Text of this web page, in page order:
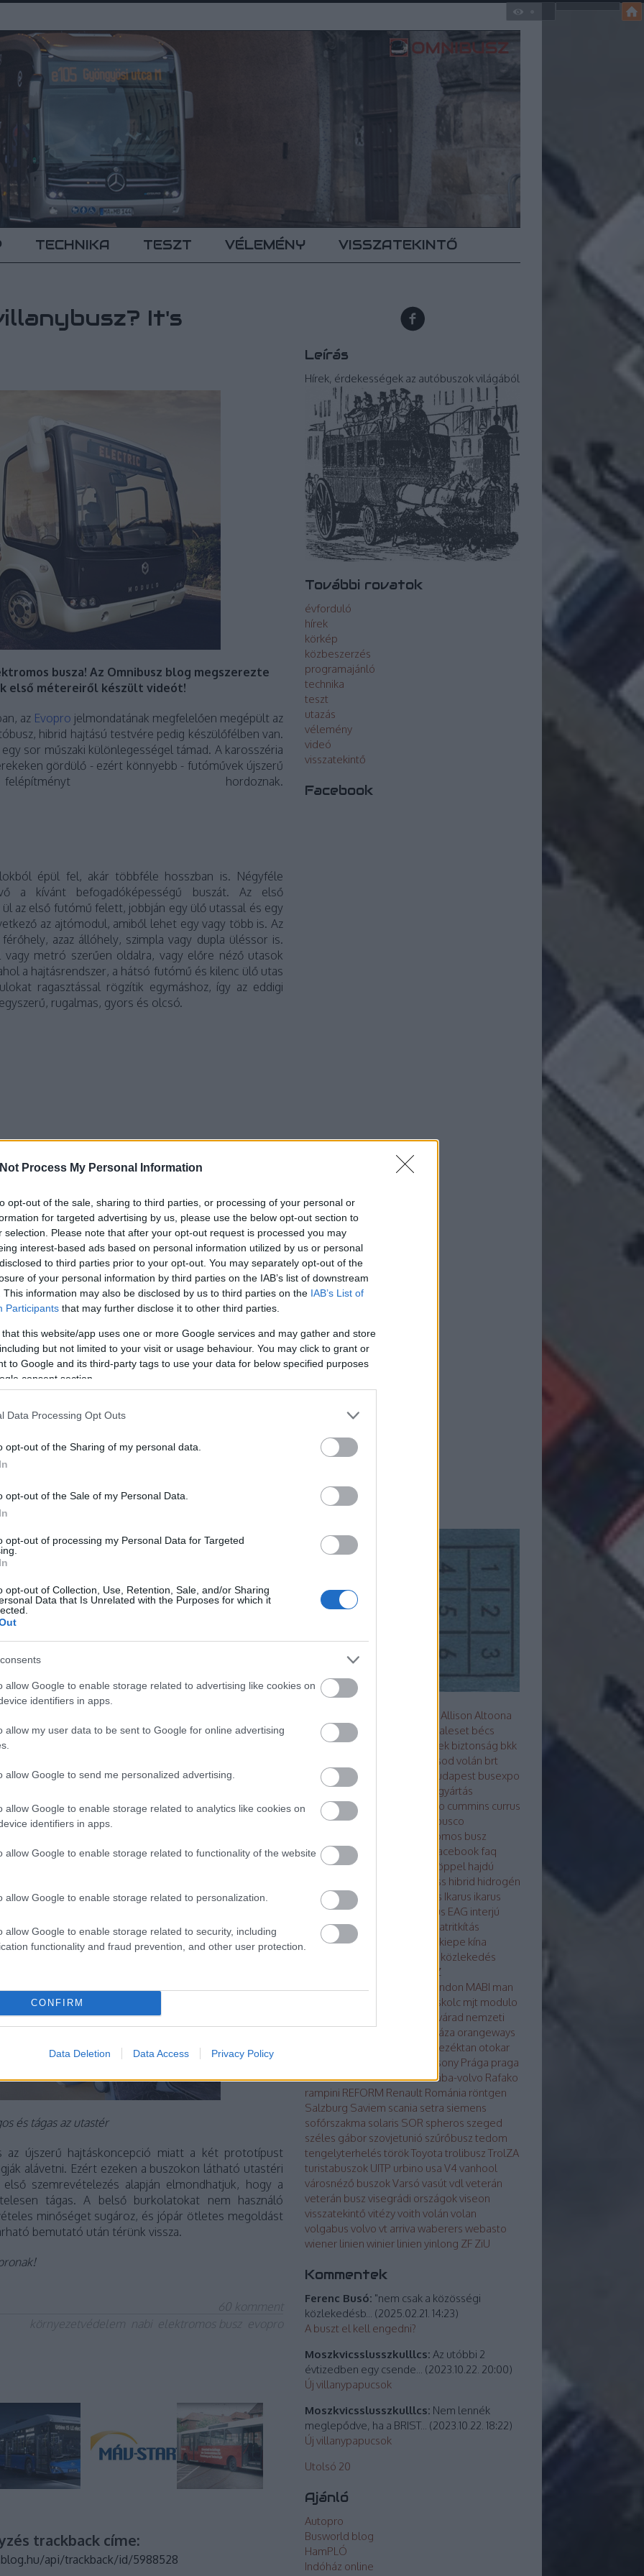
Process My Personal Information
opt-out of the sale, sharing to third parties, or processing of your personal or
for targeted advertising by us, please use the below opt-out section to
selection. Please note that after your opt-out request is processed you may
interest-based ads based on personal information utilized by us or personal
to third parties prior to your opt-out. You may separately opt-out of the
of your personal information by third parties on the IAB’s list of downstream
This information may also be disclosed by us to third parties on the IAB’s List of
Participants that may further disclose it to other third parties.
that this website/app uses one or more Google services and may gather and store
but not limited to your visit or usage behaviour. You may click to grant or
to Google and its third-party tags to use your data for below specified purposes
consent section.
Data Processing Opt Outs
opt-out of the Sharing of my personal data.
opt-out of the Sale of my Personal Data.
opt-out of processing my Personal Data for Targeted
opt-out of Collection, Use, Retention, Sale, and/or Sharing
Data that Is Unrelated with the Purposes for which it
allow Google to enable storage related to advertising like cookies on
identifiers in apps.
allow my user data to be sent to Google for online advertising
allow Google to send me personalized advertising.
allow Google to enable storage related to analytics like cookies on
identifiers in apps.
allow Google to enable storage related to functionality of the website
allow Google to enable storage related to personalization.
allow Google to enable storage related to security, including
functionality and fraud prevention, and other user protection.
CONFIRM
Data Deletion Data Access Privacy Policy
TECHNIKA TESZT VÉLEMÉNY VISSZATEKINTŐ
It's
busza! Az Omnibusz blog megszerezte
első métereiről készült videót!
az Evopro jelmondatának megfelelően megépült az
hibrid hajtású testvére pedig készülőfélben van.
sor műszaki különlegességel támad. A karosszéria
gördülő - ezért könnyebb - futóművek újszerű
hordoznak.
épül fel, akár többféle hosszban is. Négyféle
a kívánt befogadóképességű buszát. Az első
az első futómű felett, jobbján egy ülő utassal és egy
az ajtómodul, amiből lehet egy vagy több is. Az
azaz állóhely, szimpla vagy dupla üléssor is.
metró szerűen oldalra, vagy előre néző utasok
a hajtásrendszer, a hátsó futómű és kilenc ülő utas
ragasztással rögzítik egymáshoz, így az eddigi
rugalmas, gyors és olcsó.
a MEDIO ELECTRIC!
azaz akkumulátoros hajtással, dízel-elektromos
(CNG) hajtással is. A videón is látható első példány
a MEDIO nevet viselő kétajtós, 8 méter
hibrid példány is ugyanezt a karosszériát kapja
keresztelt egyajtós, 6,5 méter hosszú és a kétajtós,
OPTIMO követheti. A bemutatott 8 méter hosszú
71 fő lehet, a MINIMO változat 50, míg az
A hazai hozzáadott érték 50 százaléknál is
szemléletét jól jelzi, hogy februárban egy hidrogén
szponzorált. A Magyar Tudományos Akadémia Q2
mobilitás és tüzelőanyag-cellás autóbuszfejlesztés
eddigi eredményeivel, a legújabb
helyzetével. A jövőben így akár üzemanyagcellás
és tágas az utastér
az újszerű hajtáskoncepció miatt a két prototípust
alávetni. Ezért ezeken a buszokon látható utastéri
szemrevételezés alapján elmondhatjuk, hogy a
tágas. A belső burkolatokat nem használó
minőséget sugároz, és jópár ötletes megoldást
bemutató után térünk vissza.
60 komment
környezetvédelem
nabi elektromos busz evopro
trackback címe:
api/trackback/id/5988528
Leírás
Hírek, érdekességek az autóbuszok világából
További rovatok
évforduló
hírek
körkép
közbeszerzés
programajánló
technika
teszt
utazás
vélemény
videó
visszatekintő
Facebook
Allison Altoona
amz
arc ARRIVAL baleset bécs
bemutató
beszerzések biztonság bkk
borsod volán brt
búcsú
Búcsú a korelnöktől budapest busexpo
busworldbuszfesztivál
buszgyártás
buszsofőrbvg credo cummins currus
debrecen
Ebusco
elektromos busz
Elektro tudástár
facebook faq
futárganzgeneral motors göppel hajdú
hess hibrid hidrogén
hírek hispano ikarbus Ikarus ikarus
Ikarus200 50
Ikarus EAG interjú
irisbusirizar
járatritkítás
Kaposvárkarsan kiepe kína
közlekedés
LAZ
légkondicionálás
london MABI man
miskolc mjt modulo
Nagyvárad nemzeti
nyíregyháza orangeways
Orosz busznevezéktan otokar
Pozsony Prága praga
rábaRába-LISTRába-MVGrába-volvo Rafako
rampini REFORM Renault Románia röntgen
Salzburg Saviem scania setra siemens
sofőrszakma solaris SOR spheros szeged
széles gábor szovjetunió szűrőbusz tedom
tengelyterhelés törökToyota trolibusz TrolZA
turistabuszok UITP urbino usa V4 vanhool
városnéző buszokVarsó vasút vdlveterán
veterán busz visegrádi országokviseon
visszatekintő vitézyvoith volán volan
volgabus volvo vt arriva waberers webasto
wiener linien winier linien yinlong ZF ZiU
Kommentek
Ferenc Busó: "nem csak a közösségi
közlekedésb... (2025.02.21. 14:23)
A buszt el kell engedni?
Moszkvicsslusszkulllcs: Az utóbbi 2
évtizedben egy csende... (2023.10.22. 20:00)
Új villanypapucsok
Moszkvicsslusszkulllcs: Nem lennék
meglepődve, ha a BRIST... (2023.10.22. 18:22)
Új villanypapucsok
Utolsó 20
Ajánló
Autopro
Busworld blog
HamPLÓ
Indóház online